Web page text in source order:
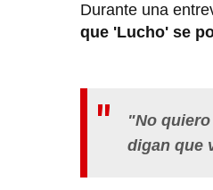
Durante una
que 'Lucho' se
"No
digan que